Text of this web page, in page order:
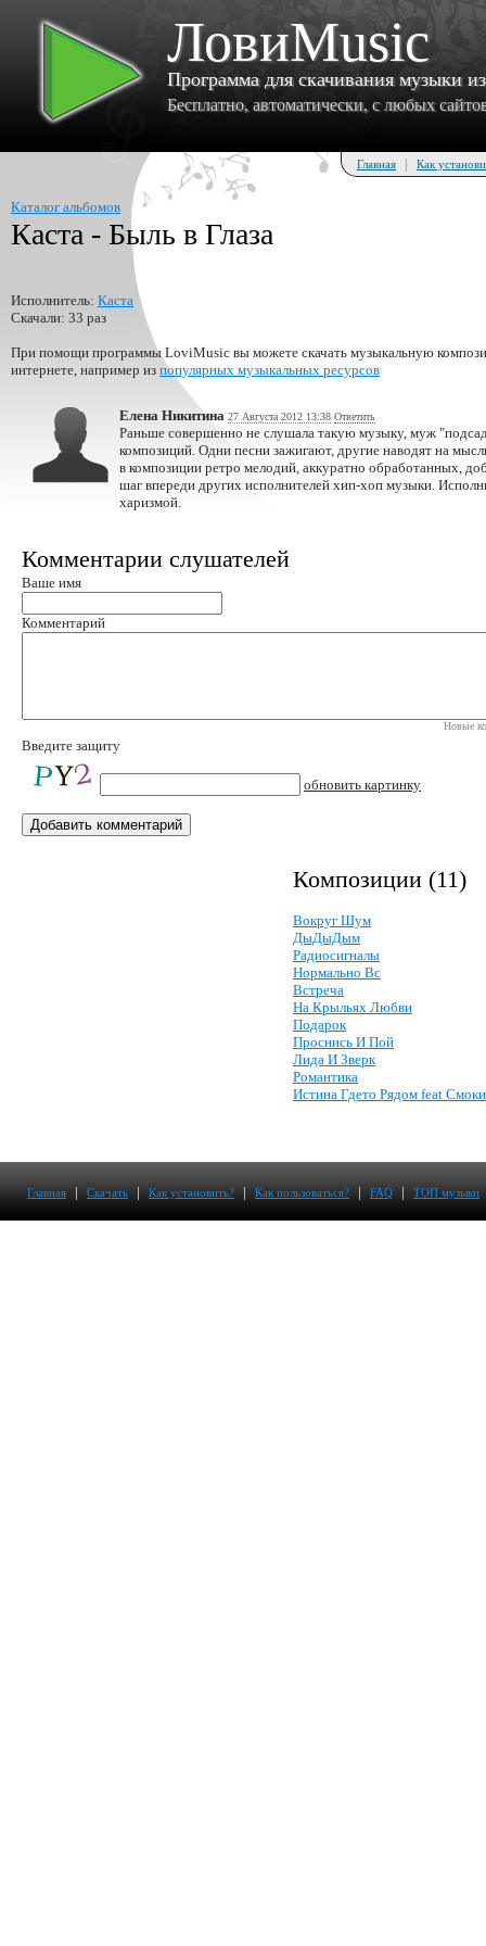
ЛовиMusic
Программа для скачивания музыки
Бесплатно, автоматически, с любых
Главная | Как
Каталог альбомов
Каста - Быль в Глаза
Исполнитель: Каста
Скачали: 33 раз
При помощи программы LoviMusic вы можете скачать музыкальную
интернете, например из популярных музыкальных ресурсов
Елена Никитина 27 Августа 2012 13:38 Ответить
Раньше совершенно не слушала такую музыку, муж
композиций. Одни песни зажигают, другие наводят на
в композиции ретро мелодий, аккуратно обработанных,
шаг впереди других исполнителей хип-хоп музыки.
харизмой.
Комментарии слушателей
Ваше имя
Комментарий
Новые
Введите защиту
обновить картинку
Композиции (11)
Вокруг Шум
ДыДыДым
Радиосигналы
Нормально Вс
Встреча
На Крыльях Любви
Подарок
Проснись И Пой
Лида И Зверк
Романтика
Истина Гдето Рядом feat Смоки
Главная | Скачать | Как установить? | Как пользоваться? | FAQ | ТОП музыки